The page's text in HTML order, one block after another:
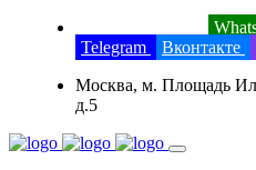
Telegram
Вконтакте
Москва, м. Площадь
д.5